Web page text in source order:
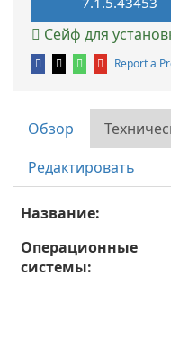
Сейф для
Report a
Обзор
Редактировать
Название:
Операционные
системы: